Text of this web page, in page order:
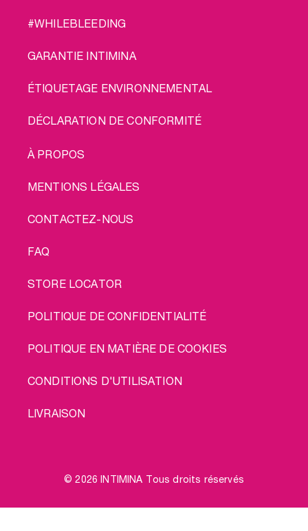
#WHILEBLEEDING
GARANTIE INTIMINA
ÉTIQUETAGE ENVIRONNEMENTAL
DÉCLARATION DE CONFORMITÉ
LEGAL
À PROPOS
MENTIONS LÉGALES
CONTACTEZ-NOUS
FAQ
STORE LOCATOR
POLITIQUE DE CONFIDENTIALITÉ
POLITIQUE EN MATIÈRE DE COOKIES
CONDITIONS D'UTILISATION
LIVRAISON
© 2026 INTIMINA Tous droits réservés